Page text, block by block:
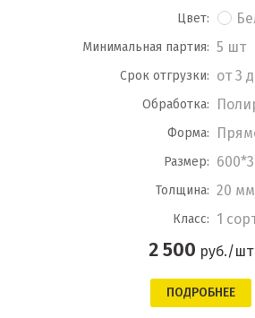
Цвет:
Минимальная партия: 5 шт
Срок отгрузки: от 3
Обработка:
Форма:
Размер:
Толщина: 20 мм
Класс: 1
2 500 руб./шт
ПОДРОБНЕЕ